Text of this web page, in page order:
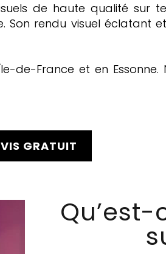
de haute qualité sur
rendu visuel éclatant
de-France et en
GRATUIT